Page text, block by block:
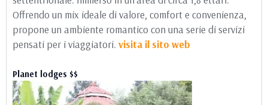
Offrendo un mix ideale di valore, comfort e convenienza,
propone un ambiente romantico con una serie di servizi
pensati per i viaggiatori. visita il sito web
Planet lodges $$